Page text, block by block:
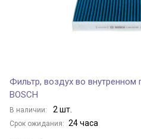
Фильтр, воздух во внутренном
BOSCH
В наличии: 2 шт.
Срок ожидания: 24 часа